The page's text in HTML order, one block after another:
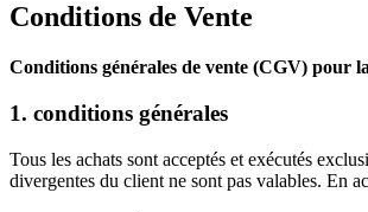
Conditions de Vente
Conditions générales de vente (CGV) pour
1. conditions générales
Tous les achats sont acceptés et exécutés
divergentes du client ne sont pas valables. En